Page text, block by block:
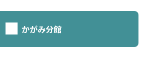
かがみ分館